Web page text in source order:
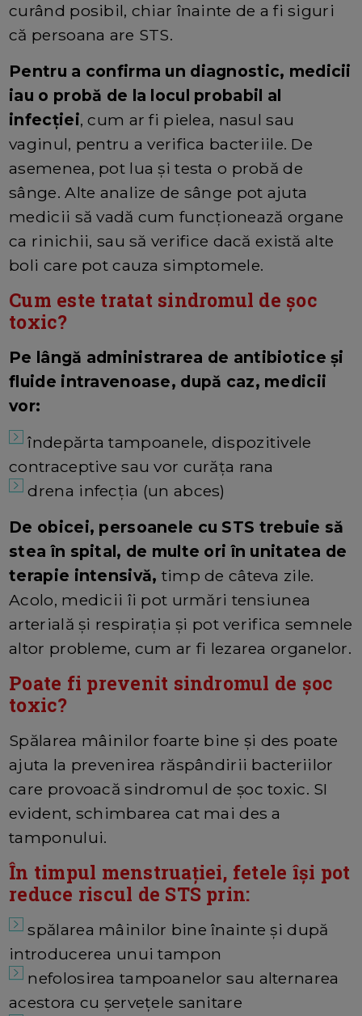
curând posibil, chiar înainte de a fi siguri
că persoana are STS.
Pentru a confirma un diagnostic, medicii
iau o probă de la locul probabil al
infecției, cum ar fi pielea, nasul sau
vaginul, pentru a verifica bacteriile. De
asemenea, pot lua și testa o probă de
sânge. Alte analize de sânge pot ajuta
medicii să vadă cum funcționează organe
ca rinichii, sau să verifice dacă există alte
boli care pot cauza simptomele.
Cum este tratat sindromul de șoc
toxic?
Pe lângă administrarea de antibiotice și
fluide intravenoase, după caz, medicii
vor:
îndepărta tampoanele, dispozitivele
contraceptive sau vor curăța rana
drena infecția (un abces)
De obicei, persoanele cu STS trebuie să
stea în spital, de multe ori în unitatea de
terapie intensivă, timp de câteva zile.
Acolo, medicii îi pot urmări tensiunea
arterială și respirația și pot verifica semnele
altor probleme, cum ar fi lezarea organelor.
Poate fi prevenit sindromul de șoc
toxic?
Spălarea mâinilor foarte bine și des poate
ajuta la prevenirea răspândirii bacteriilor
care provoacă sindromul de șoc toxic. SI
evident, schimbarea cat mai des a
tamponului.
În timpul menstruației, fetele își pot
reduce riscul de STS prin:
spălarea mâinilor bine înainte și după
introducerea unui tampon
nefolosirea tampoanelor sau alternarea
acestora cu șervețele sanitare